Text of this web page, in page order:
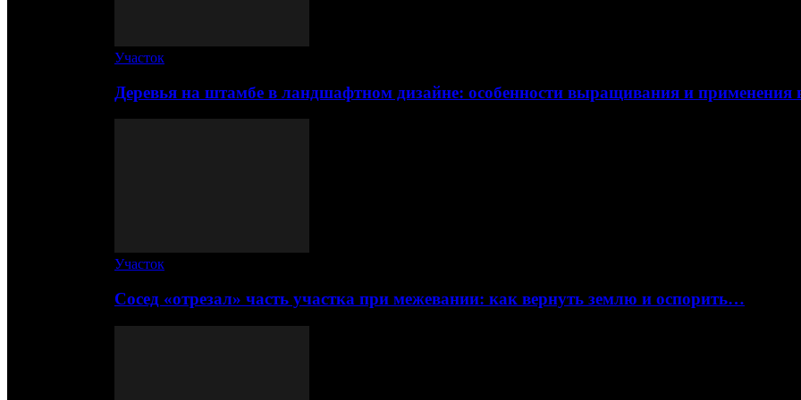
Участок
Деревья на штамбе в ландшафтном дизайне: особенности выращивания и
Участок
Сосед «отрезал» часть участка при межевании: как вернуть землю и оспорить…